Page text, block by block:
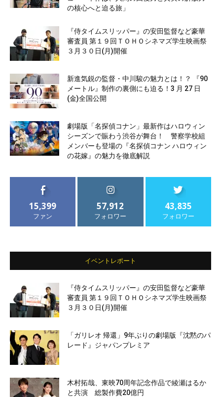
の核心へと迫る旅」
『侍タイムスリッパー』の安田監督など豪華
審査員 第１９回ＴＯＨＯシネマズ学生映画祭
３月３０日(月)開催
新進気鋭の監督・中川駿の魅力とは！？ 『90
メートル』制作の裏側にも迫る！3 月 27 日
(金)全国公開
劇場版「名探偵コナン」最新作はハロウィン
シーズンで賑わう渋谷が舞台！ 警察学校組
メンバーも登場の『名探偵コナン ハロウィン
の花嫁』の魅力を徹底解説
15,399
ファン
57,912
フォロワー
43,835
フォロワー
イベントレポート
『侍タイムスリッパー』の安田監督など豪華
審査員 第１９回ＴＯＨＯシネマズ学生映画祭
３月３０日(月)開催
「ガリレオ 帰還」9年ぶりの劇場版『沈黙のパ
レード』ジャパンプレミア
木村拓哉、東映70周年記念作品で綾瀬はるか
と共演 総製作費20億円